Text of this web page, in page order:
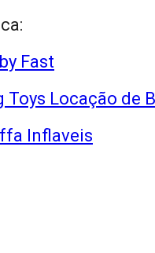
Fast
Toys Locação de
Inflaveis